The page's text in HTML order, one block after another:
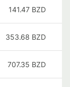
141.47 BZD
353.68 BZD
707.35 BZD